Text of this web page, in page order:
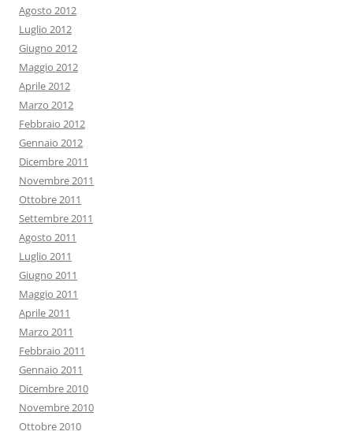
Agosto 2012
Luglio 2012
Giugno 2012
Maggio 2012
Aprile 2012
Marzo 2012
Febbraio 2012
Gennaio 2012
Dicembre 2011
Novembre 2011
Ottobre 2011
Settembre 2011
Agosto 2011
Luglio 2011
Giugno 2011
Maggio 2011
Aprile 2011
Marzo 2011
Febbraio 2011
Gennaio 2011
Dicembre 2010
Novembre 2010
Ottobre 2010